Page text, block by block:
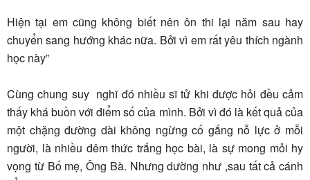
Hiện tại em cũng không biết nên ôn thi lại năm sau hay
chuyển sang hướng khác nữa. Bởi vì em rất yêu thích ngành
học này”
Cùng chung suy nghĩ đó nhiều sĩ tử khi được hỏi đều cảm
thấy khá buồn với điểm số của mình. Bởi vì đó là kết quả của
một chặng đường dài không ngừng cố gắng nỗ lực ở mỗi
người, là nhiều đêm thức trắng học bài, là sự mong mỏi hy
vọng từ Bố mẹ, Ông Bà. Nhưng dường như ,sau tất cả cánh